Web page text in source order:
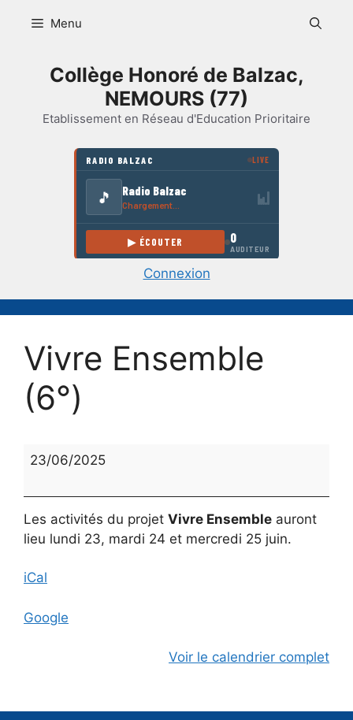
Menu
Collège Honoré de Balzac,
NEMOURS (77)
Etablissement en Réseau d'Education Prioritaire
Connexion
Vivre Ensemble
(6°)
Vivre
23/06/2025
Les activités du projet Vivre Ensemble auront
lieu lundi 23, mardi 24 et mercredi 25 juin.
iCal
Google
Voir le calendrier complet